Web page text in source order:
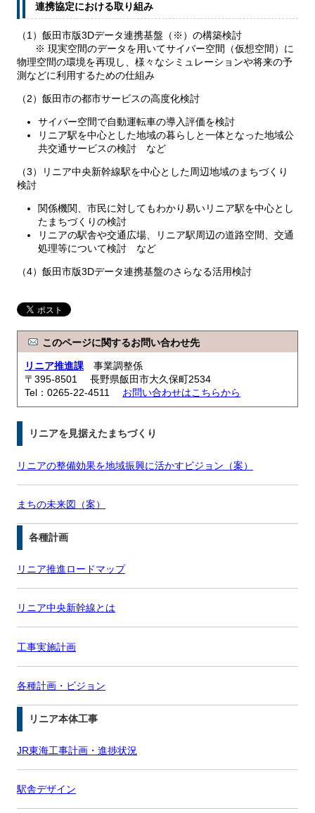
連携協定における取り組み
（1）飯田市版3Dデータ連携基盤（※）の構築検討
※ 現実空間のデータを用いてサイバー空間（仮想空間）に
物理空間の環境を再現し、様々なシミュレーションや将来の予
測などに利用するための仕組み
（2）飯田市の都市サービスの高度化検討
サイバー空間で自動運転車の導入評価を検討
リニア駅を中心とした地域の暮らしと一体となった地域公
共交通サービスの検討 など
（3）リニア中央新幹線駅を中心とした周辺地域のまちづくり
検討
関係機関、市民に対してもわかり易いリニア駅を中心とし
たまちづくりの検討
リニアの駅舎や交通広場、リニア駅周辺の道路空間、交通
処理等について検討 など
（4）飯田市版3Dデータ連携基盤のさらなる活用検討
このページに関するお問い合わせ先
リニア推進課 事業調整係
〒395-8501 長野県飯田市大久保町2534
Tel：0265-22-4511 お問い合わせはこちらから
リニアを見据えたまちづくり
リニアの整備効果を地域振興に活かすビジョン（案）
まちの未来図（案）
各種計画
リニア推進ロードマップ
リニア中央新幹線とは
工事実施計画
各種計画・ビジョン
リニア本体工事
JR東海工事計画・進捗状況
駅舎デザイン